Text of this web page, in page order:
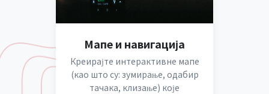
Мапе и навигација
Креирајте интерактивне мапе
(као што су: зумирање, одабир
тачака, клизање) које